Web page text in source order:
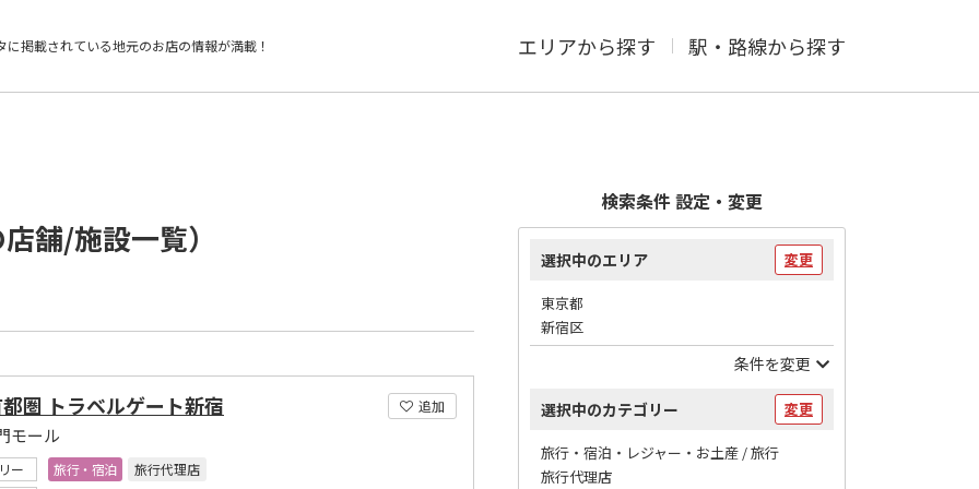
に掲載されている地元のお店の情報が満載！ エリアから探す 駅・路線から探す
舗/施設一覧）
追加
圏 トラベルゲート新宿
モール
ー 旅行・宿泊
旅行代理店
検索条件 設定・変更
選択中のエリア 変更
東京都
新宿区
条件を変更
選択中のカテゴリー 変更
旅行・宿泊・レジャー・お土産 / 旅行
旅行代理店